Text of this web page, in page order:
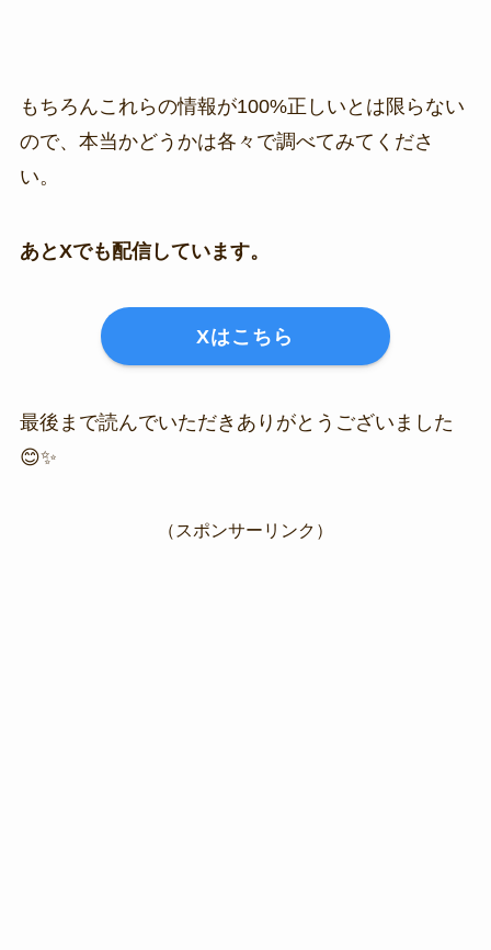
もちろんこれらの情報が100%正しいとは限らない
ので、本当かどうかは各々で調べてみてくださ
い。
あとXでも配信しています。
Xはこちら
最後まで読んでいただきありがとうございました
😊✨
（スポンサーリンク）